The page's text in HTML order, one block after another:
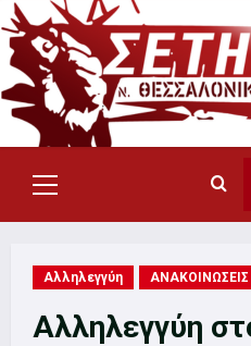
Skip
to
content
Primary
Menu
Αλληλεγγύη ΑΝΑΚΟΙΝΩΣΕΙΣ
Αλληλεγγύη